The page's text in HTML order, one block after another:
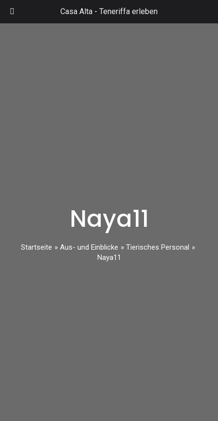
Casa Alta - Teneriffa erleben
Naya11
Startseite Aus- und Einblicke
Tierisches Personal
Naya11